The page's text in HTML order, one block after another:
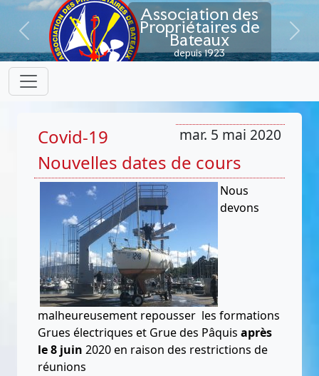
Association des
Propriétaires de
Bateaux
depuis 1923
Previous Next
mar. 5 mai 2020
Covid-19
Nouvelles dates de cours
Nous
devons
malheureusement repousser les formations
Grues électriques et Grue des Pâquis après
le 8 juin 2020 en raison des restrictions de
réunions